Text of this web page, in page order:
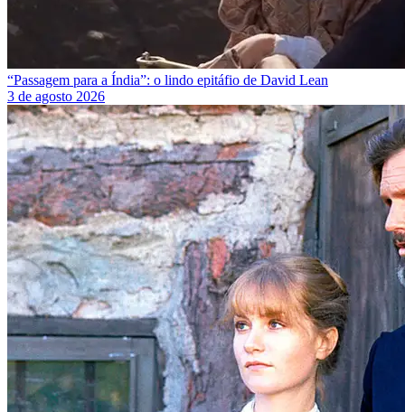
“Passagem para a Índia”: o lindo epitáfio de David Lean
3 de agosto 2026